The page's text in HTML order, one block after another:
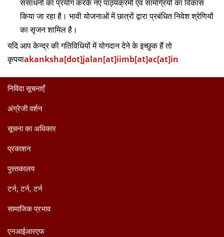
संसाधनों का प्रयोग करके नए पाठ्यक्रमों एवं सामग्रियों का विकास
किया जा रहा है। भावी योजनाओं में छात्रों द्वारा प्रबंधित निवेश श्रेणियों
का सृजन शामिल है।
यदि आप केन्‍द्र की गतिविधियों में योगदान देने के इच्‍छुक हैं तो
कृपयाakanksha[dot]jalan[at]iimb[at]ac[at]in
निविदा सूचनाएँ
अंग्रेजी वर्शन
सूचना का अधिकार
प्रकाशन
पुस्तकालय
टर्न, टर्न, टर्न
सामाजिक प्रभाव
एनआईआरएफ